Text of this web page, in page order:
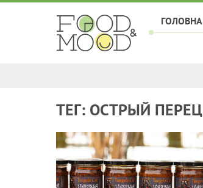
ГОЛОВНА
ТЕГ: ОСТРЫЙ ПЕРЕЦ